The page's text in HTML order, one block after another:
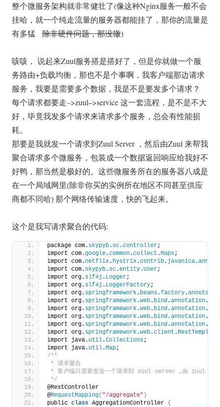
整个微服务架构就非常健壮了(像这种Nginx服务一般不会
挂哈，就一个纯走流量的服务器都能挂了，那你的流量是
有多猛 除非硬件问题，那没辙)
咳咳， 说起来Zuul服务搭是搭好了，但是你就做一个服
务路由+负载均衡，那也不是个事啊，我客户端那边请求
服务，我要是需要多个数据，我是不是要发多个请求？
每个请求都要走–>zuul–>service 这一套流程，是不是不大
好，毕竟我发多个请求来请求多个服务，总会有性能损
耗。
那要是我就发一个请求到Zuul Server ，然后由Zuul 来帮我
聚合请求多个微服务，包装成一个数据返回响应给我好不
好鸭，那当然是极好的。这些微服务所在的服务器八成是
在一个局域网里(除非你买的实例所在地区不同甚至供应
商都不同哈) 那个网络传输速度，快的飞起来。
这个是我写请求聚合的代码:
package com. skypyb. sc.controller;
import com.google.common.collect .Maps;
import com. netflix. hystrix.contrib. javanica.
import com. skypyb. sc.entity.User;
import org. slf4j . Logger;
import org. slf4j . LoggerFactory;
import org. springframework. beans.factory.
import org. springframework.web. bind.annotation.
import org. springframework.web. bind.annotation.
import org. springframework.web. bind.annotation.
import org. springframework.web. bind.annotation.
import org. springframework.web.client . RestTemplate
import java. util.Collections;
import java. util.Map;
/**
* 请求聚合
* 客户端只需要发送一个请求到 zuul server ,由 zuul 帮忙
*/
@RestController
@RequestMapping( "/aggregate" )
public class AggregationController {